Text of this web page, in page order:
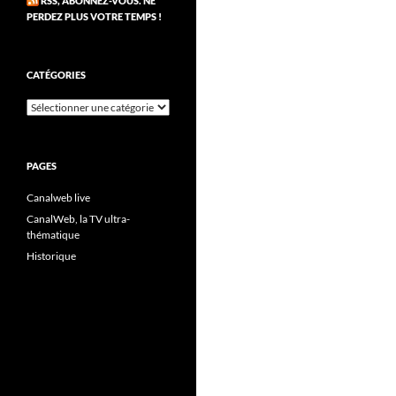
PERDEZ PLUS VOTRE TEMPS !
CATÉGORIES
Catégories
PAGES
Canalweb live
CanalWeb, la TV ultra-
thématique
Historique